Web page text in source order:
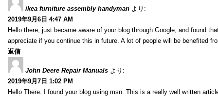
ikea furniture assembly handyman より:
2019年9月6日 4:47 AM
Hello there, just became aware of your blog through Google, and found
appreciate if you continue this in future. A lot of people will be benefited
返信
John Deere Repair Manuals より:
2019年9月7日 1:02 PM
Hello There. I found your blog using msn. This is a really well written